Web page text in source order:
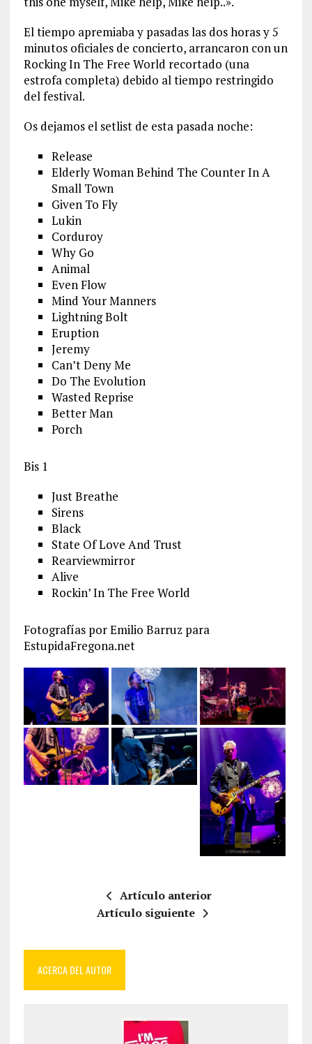
El tiempo apremiaba y pasadas las dos horas y 5
minutos oficiales de concierto, arrancaron con un
Rocking In The Free World recortado (una
estrofa completa) debido al tiempo restringido
del festival.
Os dejamos el setlist de esta pasada noche:
Release
Elderly Woman Behind The Counter In A
Small Town
Given To Fly
Lukin
Corduroy
Why Go
Animal
Even Flow
Mind Your Manners
Lightning Bolt
Eruption
Jeremy
Can’t Deny Me
Do The Evolution
Wasted Reprise
Better Man
Porch
Bis 1
Just Breathe
Sirens
Black
State Of Love And Trust
Rearviewmirror
Alive
Rockin’ In The Free World
Fotografías por Emilio Barruz para
EstupidaFregona.net
Artículo anterior
Artículo siguiente
ACERCA DEL AUTOR